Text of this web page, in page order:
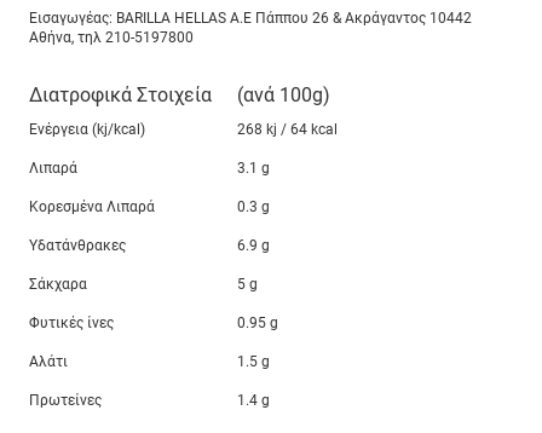
Εισαγωγέας: BARILLA HELLAS A.E Πάππου 26 & Ακράγαντος 10442
Αθήνα, τηλ 210-5197800
Διατροφικά Στοιχεία (ανά 100g)
Ενέργεια (kj/kcal) 268 kj / 64 kcal
Λιπαρά 3.1 g
Κορεσμένα Λιπαρά 0.3 g
Υδατάνθρακες 6.9 g
Σάκχαρα 5 g
Φυτικές ίνες 0.95 g
Αλάτι 1.5 g
Πρωτείνες 1.4 g